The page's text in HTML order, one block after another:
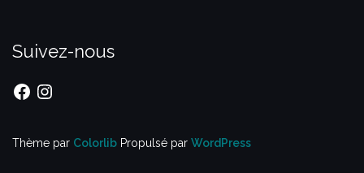
Suivez-nous
FacebookInstagram
Thème par Colorlib Propulsé par WordPress